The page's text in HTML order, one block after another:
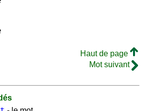
Haut de page
Mot suivant